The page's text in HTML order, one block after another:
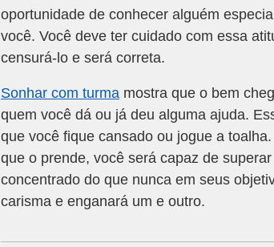
oportunidade de conhecer alguém
você. Você deve ter cuidado com essa
censurá-lo e será correta.
Sonhar com turma mostra que o bem
quem você dá ou já deu alguma ajuda.
que você fique cansado ou jogue a
que o prende, você será capaz de
concentrado do que nunca em seus
carisma e enganará um e outro.